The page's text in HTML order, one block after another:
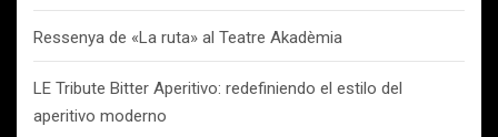
Ressenya de «La ruta» al Teatre Akadèmia
LE Tribute Bitter Aperitivo: redefiniendo el estilo del
aperitivo moderno